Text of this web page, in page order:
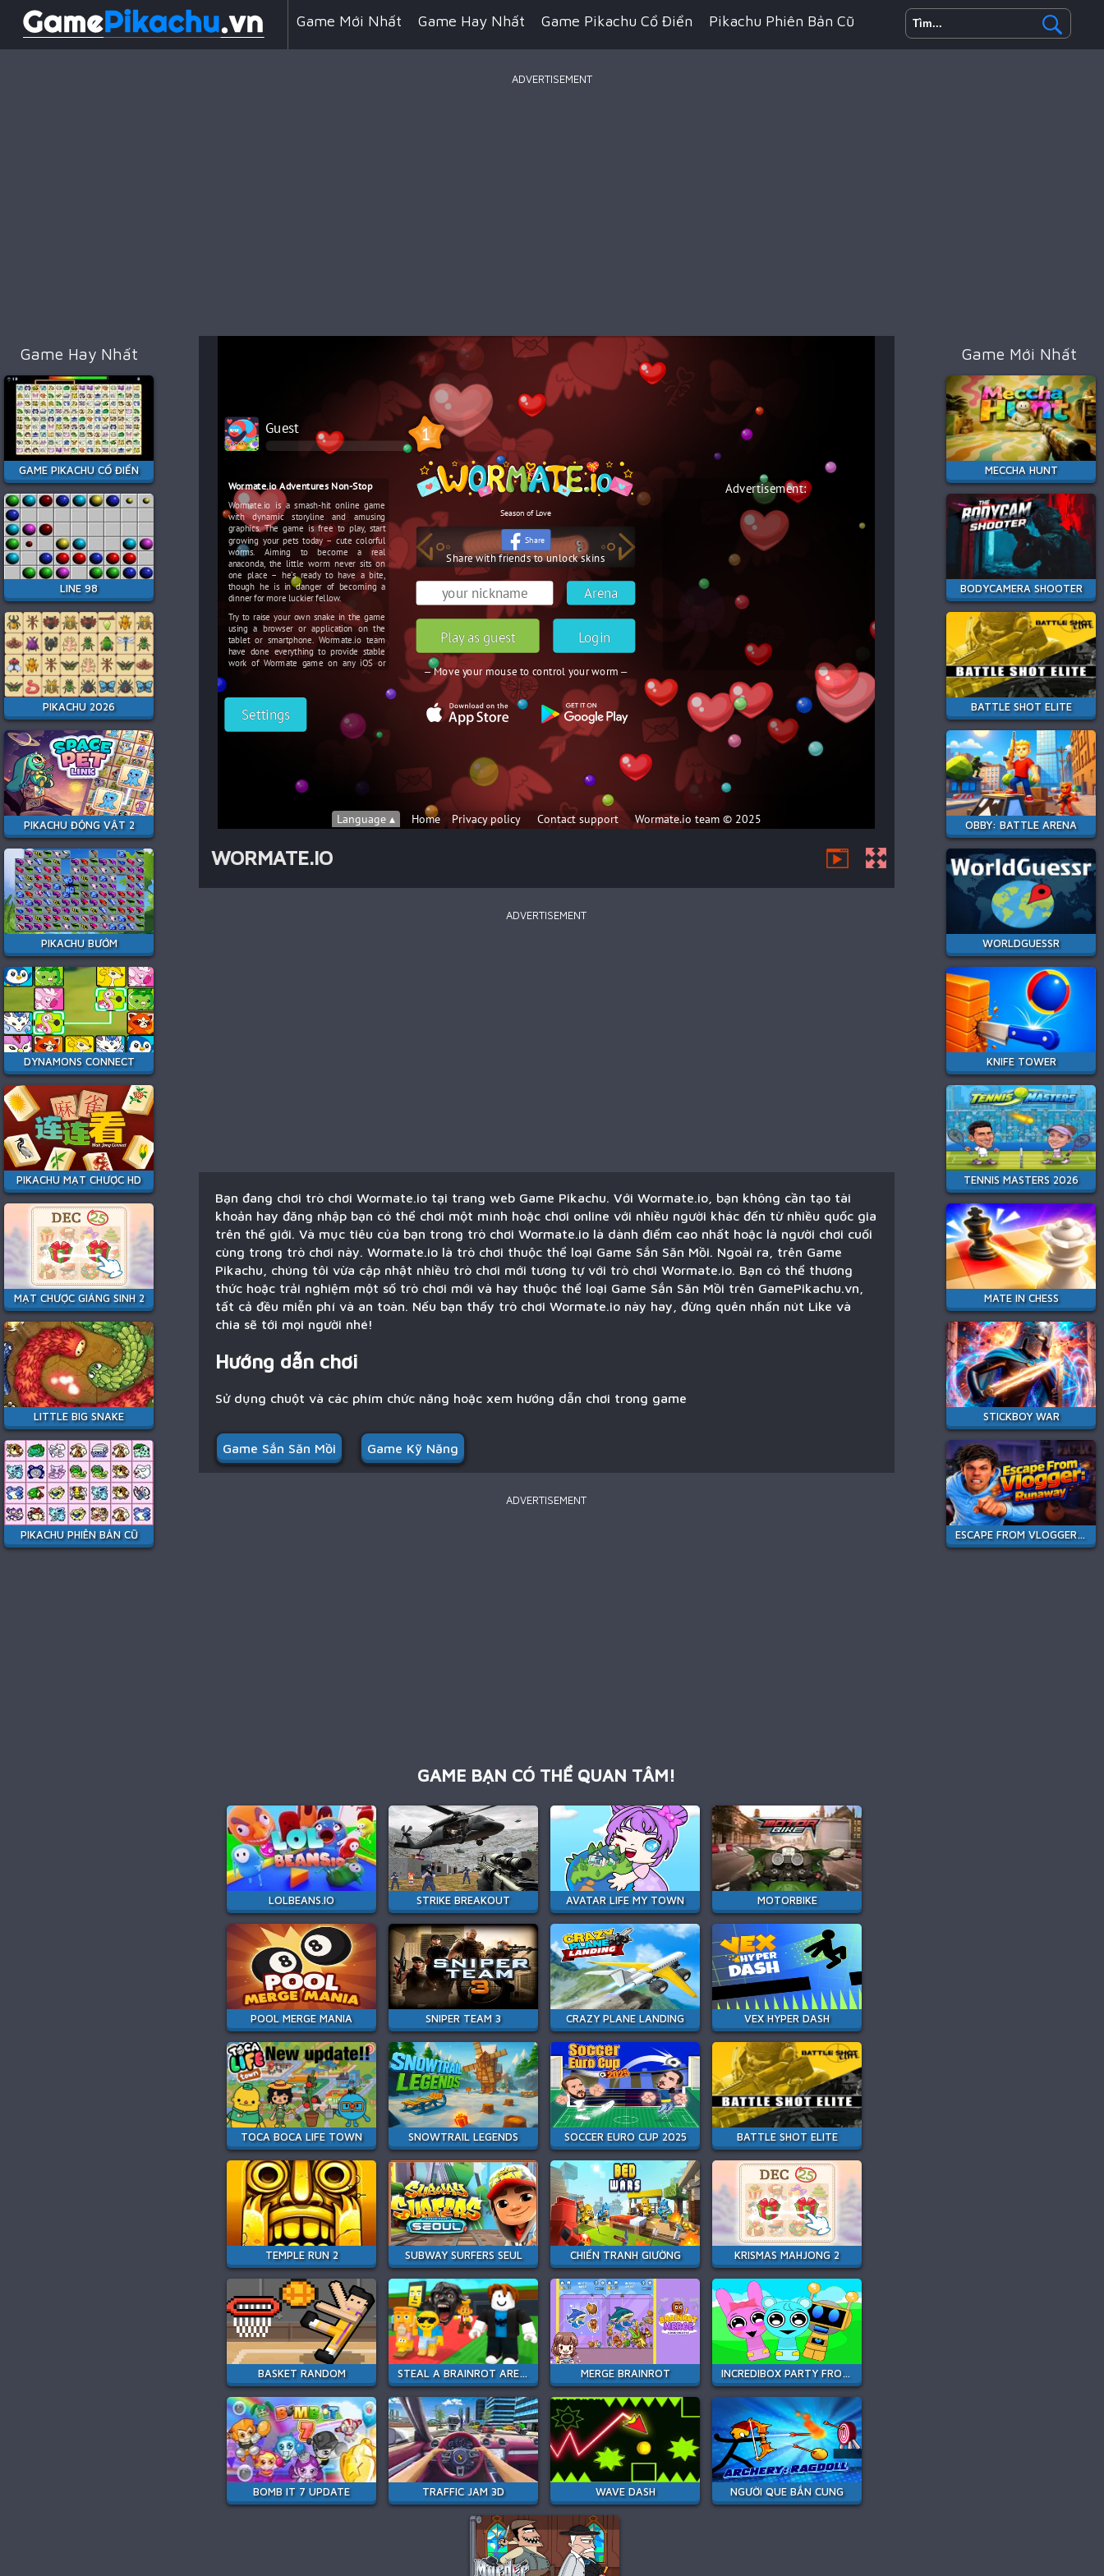
Game Mới Nhất Game Hay Nhất Game Pikachu Cổ Điển Pikachu Phiên Bản Cũ
ADVERTISEMENT
Game Hay Nhất
GAME PIKACHU CỔ ĐIỂN
LINE 98
PIKACHU 2026
PIKACHU ĐỘNG VẬT 2
PIKACHU BƯỚM
DYNAMONS CONNECT
PIKACHU MẠT CHƯỢC HD
MẠT CHƯỢC GIÁNG SINH 2
LITTLE BIG SNAKE
PIKACHU PHIÊN BẢN CŨ
WORMATE.IO
ADVERTISEMENT
Bạn đang chơi trò chơi Wormate.io tại trang web Game Pikachu. Với Wormate.io, bạn không cần tạo tài
khoản hay đăng nhập bạn có thể chơi một mình hoặc chơi online với nhiều người khác đến từ nhiều quốc gia
trên thế giới. Và mục tiêu của bạn trong trò chơi Wormate.io là dành điểm cao nhất hoặc là người chơi cuối
cùng trong trò chơi này. Wormate.io là trò chơi thuộc thể loại Game Sắn Săn Mồi. Ngoài ra, trên Game
Pikachu, chúng tôi vừa cập nhật nhiều trò chơi mới tương tự với trò chơi Wormate.io. Bạn có thể thương
thức hoặc trải nghiệm một số trò chơi mới và hay thuộc thể loại Game Sắn Săn Mồi trên GamePikachu.vn,
tất cả đều miễn phí và an toàn. Nếu bạn thấy trò chơi Wormate.io này hay, đừng quên nhấn nút Like và
chia sẽ tới mọi người nhé!
Hướng dẫn chơi
Sử dụng chuột và các phím chức năng hoặc xem hướng dẫn chơi trong game
Game Sắn Săn Mồi Game Kỹ Năng
ADVERTISEMENT
GAME BẠN CÓ THỂ QUAN TÂM!
LOLBEANS.IO STRIKE BREAKOUT AVATAR LIFE MY TOWN MOTORBIKE
POOL MERGE MANIA SNIPER TEAM 3 CRAZY PLANE LANDING VEX HYPER DASH
TOCA BOCA LIFE TOWN SNOWTRAIL LEGENDS SOCCER EURO CUP 2025 BATTLE SHOT ELITE
TEMPLE RUN 2 SUBWAY SURFERS SEUL CHIẾN TRANH GIƯỜNG KRISMAS MAHJONG 2
BASKET RANDOM STEAL A BRAINROT ARENA 67 MERGE BRAINROT INCREDIBOX PARTY FROZEN SPRUNKI BEAT
BOMB IT 7 UPDATE TRAFFIC JAM 3D WAVE DASH NGƯỜI QUE BẮN CUNG
Game Mới Nhất
MECCHA HUNT
BODYCAMERA SHOOTER
BATTLE SHOT ELITE
OBBY: BATTLE ARENA
WORLDGUESSR
KNIFE TOWER
TENNIS MASTERS 2026
MATE IN CHESS
STICKBOY WAR
ESCAPE FROM VLOGGER: RUNAWAY